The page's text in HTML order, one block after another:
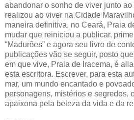
abandonar o sonho de viver junto
realizou ao viver na Cidade
maneira definitiva, no Ceará, Praia
mudar que reiniciou a publicar,
“Madurões” e agora seu livro de
publicações vão se seguir, posto
em que vive, Praia de Iracema, é
esta escritora. Escrever, para esta
mar, um mundo encantado e
personagens, mistérios e segredos,
apaixona pela beleza da vida e da